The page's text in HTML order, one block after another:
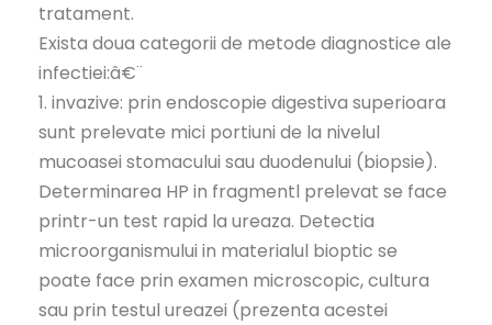
tratament.
Exista doua categorii de metode diagnostice ale
infectiei:â€¨
1. invazive: prin endoscopie digestiva superioara
sunt prelevate mici portiuni de la nivelul
mucoasei stomacului sau duodenului (biopsie).
Determinarea HP in fragmentl prelevat se face
printr-un test rapid la ureaza. Detectia
microorganismului in materialul bioptic se
poate face prin examen microscopic, cultura
sau prin testul ureazei (prezenta acestei